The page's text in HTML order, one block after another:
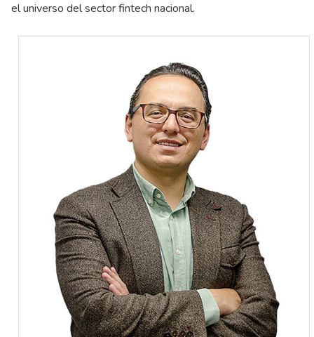
el universo del sector fintech nacional.